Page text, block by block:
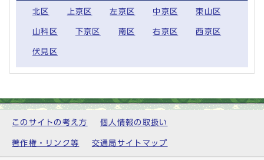
北区 上京区 左京区 中京区 東山区
山科区 下京区 南区 右京区 西京区
伏見区
このサイトの考え方 個人情報の取扱い
著作権・リンク等 交通局サイトマップ